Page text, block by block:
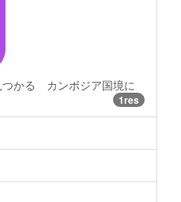
つかる カンボジア国境に
1res